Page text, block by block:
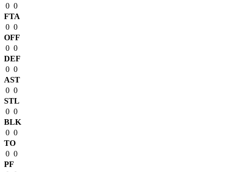
0 0
FTA
0 0
OFF
0 0
DEF
0 0
AST
0 0
STL
0 0
BLK
0 0
TO
0 0
PF